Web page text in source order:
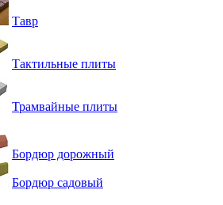
Тавр
Тактильные плиты
Трамвайные плиты
Бордюр дорожный
Бордюр садовый